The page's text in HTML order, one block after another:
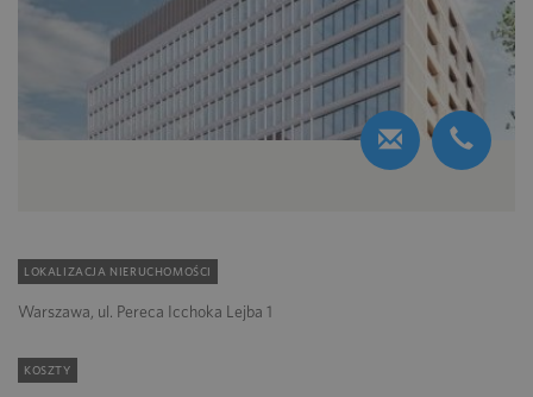
LOKALIZACJA NIERUCHOMOŚCI
Warszawa, ul. Pereca Icchoka Lejba 1
KOSZTY